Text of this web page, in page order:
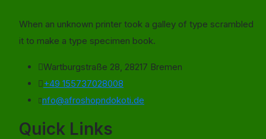
When an unknown printer took a galley of type scrambled
it to make a type specimen book.
Wartburgstraße 28, 28217 Bremen
+49 155737028008
nfo@afroshopndokoti.de
Quick Links